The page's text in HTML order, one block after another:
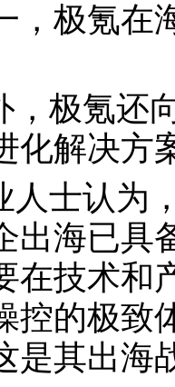
，极氪在
，极氪还
化解决方
人士认为
出海已具
在技术
控的极致
是其出海